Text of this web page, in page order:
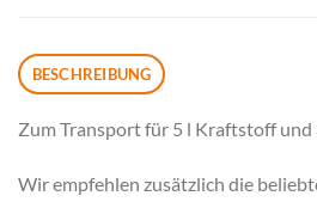
BESCHREIBUNG
Zum Transport für 5 l Kraftstoff
Wir empfehlen zusätzlich die